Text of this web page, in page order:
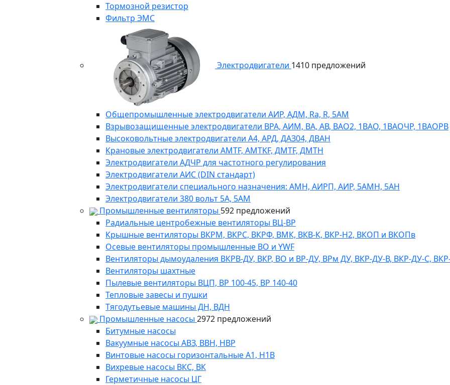
Тормозной резистор
Фильтр ЭМС
Электродвигатели 1410 предложений
Общепромышленные электродвигатели АИР, АДМ, Ra, R, 5AM
Взрывозащищенные электродвигатели ВРА, АИМ, ВА, АВ, ВАO2, 1ВАО, 1ВАОЧР, 1ВАОРВ
Высоковольтные электродвигатели A4, АРД, ДАЗ04, ДВАН
Крановые электродвигатели AMTF, AMTKF, ДMTF, ДМТН
Электродвигатели АДЧР для частотного регулирования
Электродвигатели АИС (DIN стандарт)
Электродвигатели специального назначения: АМН, АИРП, АИР, 5АМН, 5АН
Электродвигатели 380 вольт 5А, 5АМ
Промышленные вентиляторы 592 предложений
Радиальные центробежные вентиляторы ВЦ-ВР
Крышные вентиляторы ВКРМ, ВКРС, ВКРФ, ВМК, ВКВ-К, ВКР-Н2, ВКОП и ВКОПв
Осевые вентиляторы промышленные ВО и YWF
Вентиляторы дымоудаления ВКРВ-ДУ, ВКР, ВО и ВР-ДУ, ВРм ДУ, ВКР-ДУ-В, ВКР-ДУ-С,
Вентиляторы шахтные
Пылевые вентиляторы ВЦП, ВР 100-45, ВР 140-40
Тепловые завесы и пушки
Тягодутьевые машины ДН, ВДН
Промышленные насосы 2972 предложений
Битумные насосы
Вакуумные насосы АВЗ, ВВН, НВР
Винтовые насосы горизонтальные А1, Н1В
Вихревые насосы ВКС, ВК
Герметичные насосы ЦГ